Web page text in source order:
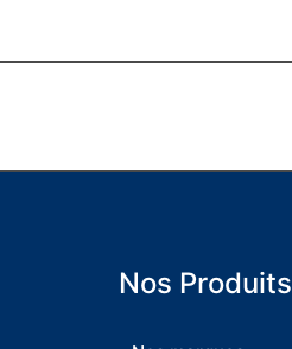
Nos Produits